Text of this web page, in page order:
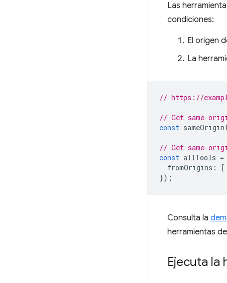
Las
condiciones:
El origen
La
// https://
// Get same-
const
// Get same-
const allTools =
fromOrigins : [
});
Consulta la
herramientas
Ejecuta la